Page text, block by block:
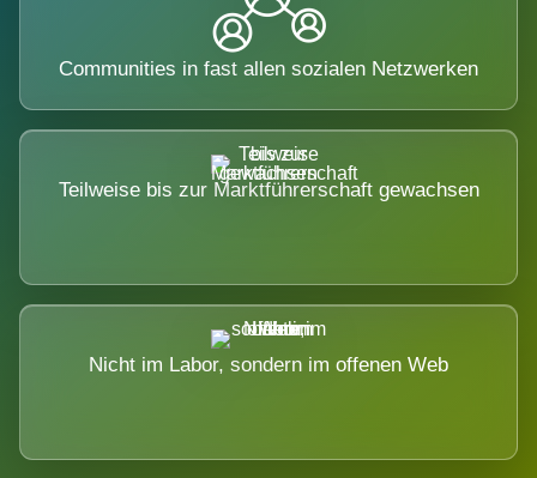
Communities in fast allen sozialen Netzwerken
Teilweise bis zur Marktführerschaft gewachsen
Nicht im Labor, sondern im offenen Web